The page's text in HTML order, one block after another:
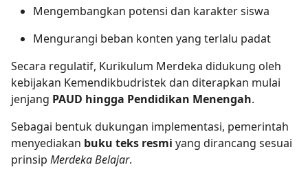
Mengembangkan potensi dan karakter siswa
Mengurangi beban konten yang terlalu padat
Secara regulatif, Kurikulum Merdeka didukung oleh
kebijakan Kemendikbudristek dan diterapkan mulai
jenjang PAUD hingga Pendidikan Menengah.
Sebagai bentuk dukungan implementasi, pemerintah
menyediakan buku teks resmi yang dirancang sesuai
prinsip Merdeka Belajar.